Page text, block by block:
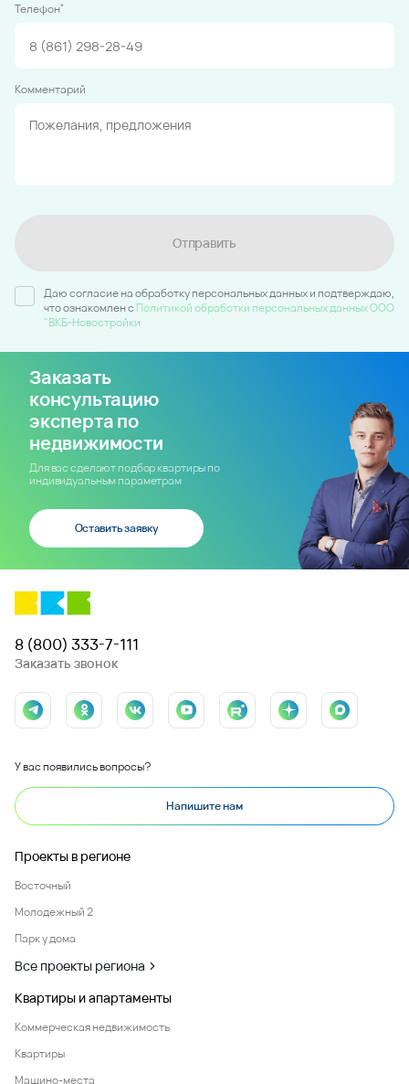
Телефон*
Комментарий
Отправить
Даю согласие на обработку персональных данных и подтверждаю,
что ознакомлен c Политикой обработки персональных данных ООО
"ВКБ-Новостройки
Заказать
консультацию
эксперта по
недвижимости
Для вас сделают подбор квартиры по
индивидуальным параметрам
Оставить заявку
8 (800) 333-7-111
Заказать звонок
У вас появились вопросы?
Напишите нам
Проекты в регионе
Восточный
Молодежный 2
Парк у дома
Все проекты региона
Квартиры и апартаменты
Коммерческая недвижимость
Квартиры
Машино-места